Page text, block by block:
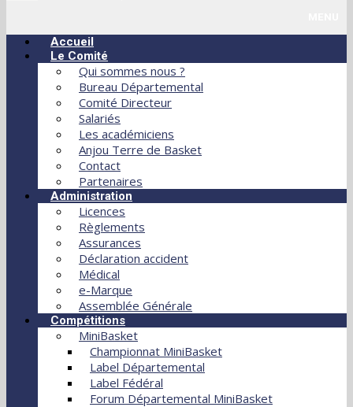
Accueil
Le Comité
Qui sommes nous ?
Bureau Départemental
Comité Directeur
Salariés
Les académiciens
Anjou Terre de Basket
Contact
Partenaires
Administration
Licences
Règlements
Assurances
Déclaration accident
Médical
e-Marque
Assemblée Générale
Compétitions
MiniBasket
Championnat MiniBasket
Label Départemental
Label Fédéral
Forum Départemental MiniBasket